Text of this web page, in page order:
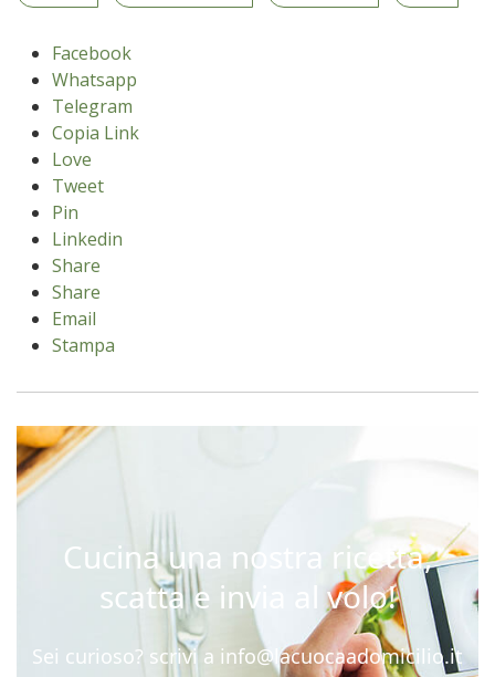
Facebook
Whatsapp
Telegram
Copia Link
Love
Tweet
Pin
Linkedin
Share
Share
Email
Stampa
Cucina una nostra ricetta,
scatta e invia al volo!
Sei curioso? scrivi a info@lacuocaadomicilio.it